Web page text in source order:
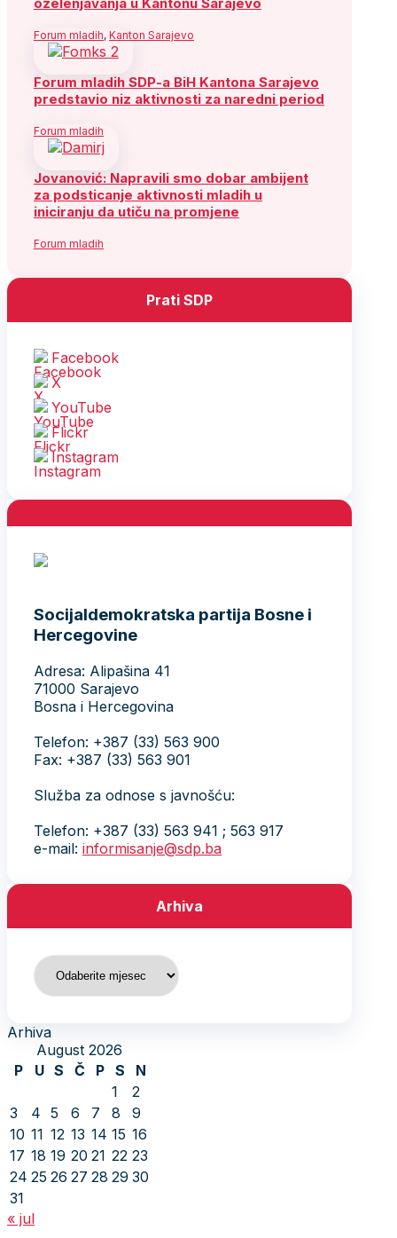
Forum mladih, Kanton Sarajevo
Forum mladih SDP-a BiH Kantona Sarajevo
predstavio niz aktivnosti za naredni period
Forum mladih
Jovanović: Napravili smo dobar ambijent
za podsticanje aktivnosti mladih u
iniciranju da utiču na promjene
Forum mladih
Prati SDP
Facebook
X
YouTube
Flickr
Instagram
Socijaldemokratska partija Bosne i
Hercegovine
Adresa: Alipašina 41
71000 Sarajevo
Bosna i Hercegovina
Telefon: +387 (33) 563 900
Fax: +387 (33) 563 901
Služba za odnose s javnošću:
Telefon: +387 (33) 563 941 ; 563 917
e-mail: informisanje@sdp.ba
Arhiva
Arhiva
Arhiva
August 2026
P
U S Č P S
N
1
2
3
4 5 6 7 8
9
10 11 12 13 14 15 16
17 18 19 20 21 22 23
24 25 26 27 28 29 30
31
« jul